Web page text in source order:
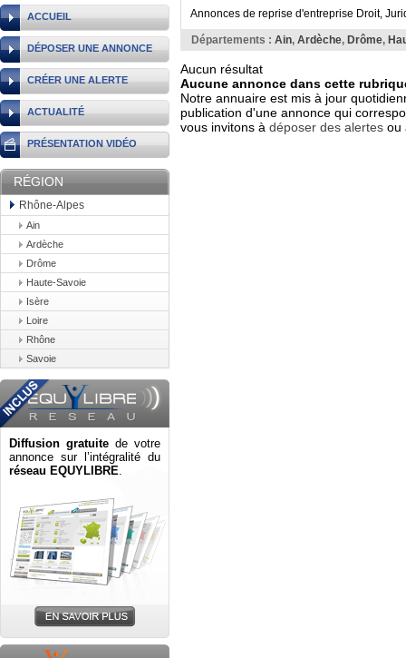
ACCUEIL
DÉPOSER UNE ANNONCE
CRÉER UNE ALERTE
ACTUALITÉ
PRÉSENTATION VIDÉO
RÉGION
Rhône-Alpes
Ain
Ardèche
Drôme
Haute-Savoie
Isère
Loire
Rhône
Savoie
Diffusion gratuite de votre
annonce sur l’intégralité du
réseau EQUYLIBRE.
ANNONCE
Annonces de reprise d'entreprise Droit,
Départements : Ain, Ardèche, Drôme,
Aucun résultat
Aucune annonce dans cette
Notre annuaire est mis à jour
publication d'une annonce qui
vous invitons à déposer des alertes ou